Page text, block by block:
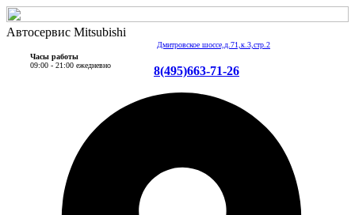
Автосервис Mitsubishi
Дмитровское шоссе,д.71,к.3,стр.2
Часы работы
09:00 - 21:00 ежедневно
8(495)663-71-26